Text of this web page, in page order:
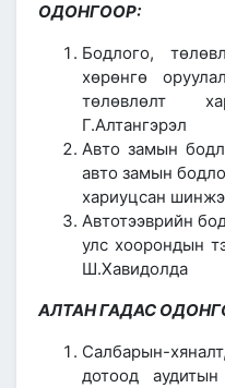
ОДОНГООР:
Бодлого,
хөрөнгө
төлөвлөлт
Г.Алтангэрэл
Авто замын
авто замын
хариуцсан
Автотээврийн
улс хоорондын
Ш.Хавидолда
АЛТАН ГАДАС
Салбарын-
дотоод